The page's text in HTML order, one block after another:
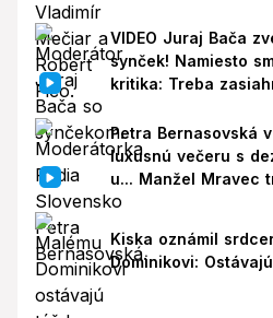
VIDEO Juraj Bača
synček! Namiesto
kritika: Treba
Petra Bernasovská
luxusnú večeru s
u... Manžel Mravec
Kiska oznámil
Dominikovi: